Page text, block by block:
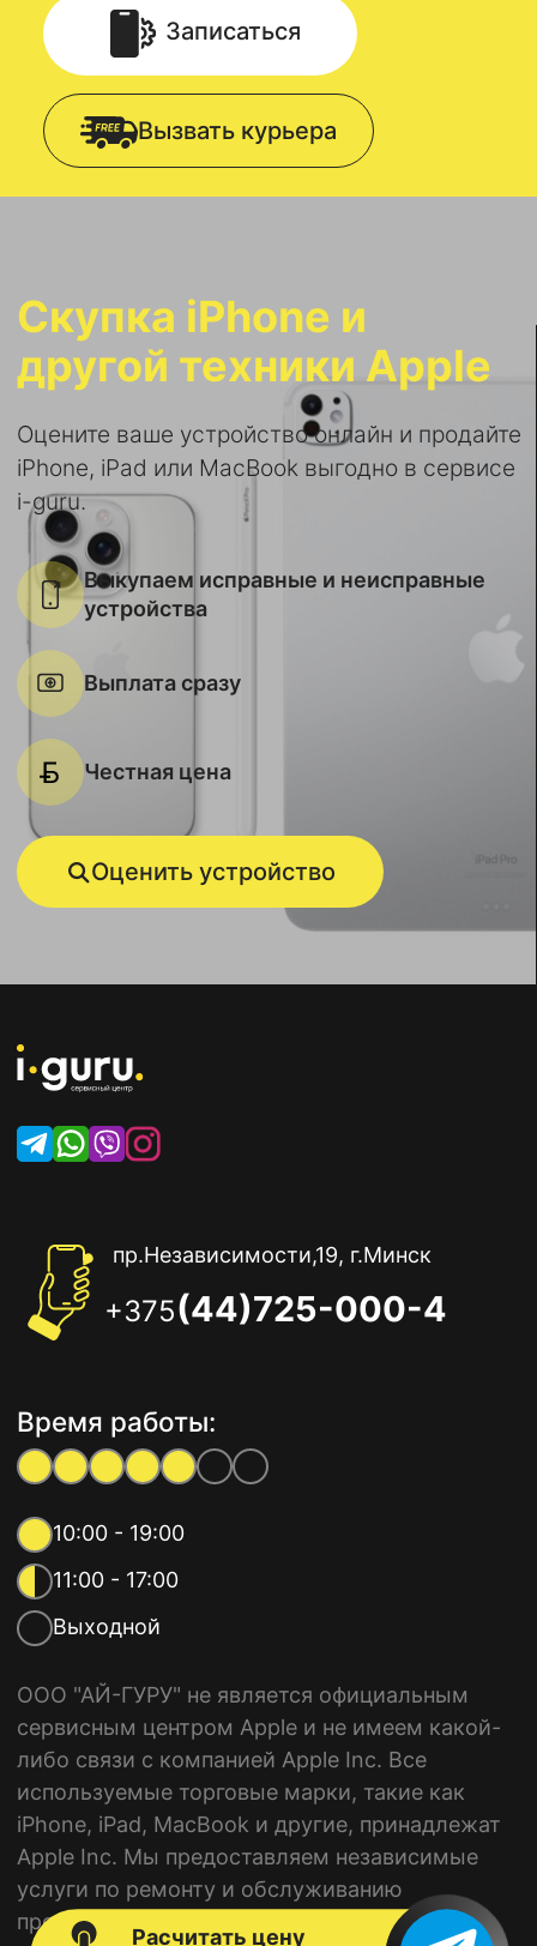
Записаться
Вызвать курьера
Скупка iPhone и
другой техники Apple
Оцените ваше устройство онлайн и продайте
iPhone, iPad или MacBook выгодно в сервисе
i-guru.
Выкупаем исправные и неисправные
устройства
Выплата сразу
Честная цена
Оценить устройство
пр.Независимости,19, г.Минск
+375(44)725-000-4
Время работы:
10:00 - 19:00
11:00 - 17:00
Выходной
ООО "АЙ-ГУРУ" не является официальным
сервисным центром Apple и не имеем какой-
либо связи с компанией Apple Inc. Все
используемые торговые марки, такие как
iPhone, iPad, MacBook и другие, принадлежат
Apple Inc. Мы предоставляем независимые
услуги по ремонту и обслуживанию
продукции Apple.
Расчитать цену